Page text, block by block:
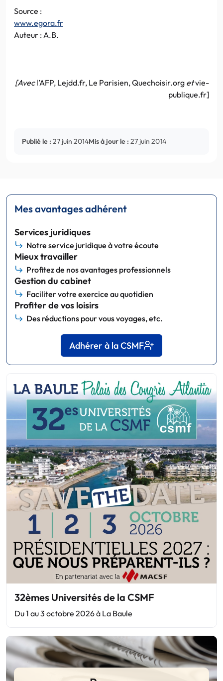
Source :
www.egora.fr
Auteur : A.B.
[Avecl’AFP, Lejdd.fr, Le Parisien, Quechoisir.org etvie-
publique.fr]
Publié le : 27 juin 2014Mis à jour le : 27 juin 2014
Mes avantages adhérent
Services juridiques
Notre service juridique à votre écoute
Mieux travailler
Profitez de nos avantages professionnels
Gestion du cabinet
Faciliter votre exercice au quotidien
Profiter de vos loisirs
Des réductions pour vous voyages, etc.
Adhérer à la CSMF
32èmes Universités de la CSMF
Du 1 au 3 octobre 2026 à La Baule